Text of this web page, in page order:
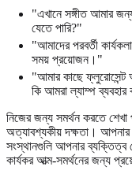
"এখানে সঙ্গীত আমার
যেতে পারি?"
"আমাদের পরবর্তী
সময় প্রয়োজন।"
"আমার কাছে
কি আমরা ল্যাম্প ব্যবহার
নিজের জন্য সমর্থন করতে শেখা
অত্যাবশ্যকীয় দক্ষতা। আপনার
সংস্থানগুলি আপনার ব্যক্তিত্ব
কার্যকর আত্ম-সমর্থনের জন্য